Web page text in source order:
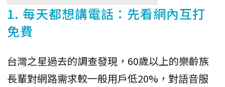
1. 每天都想講電話：先看網內互打
免費
台灣之星過去的調查發現，60歲以上的樂齡族
長輩對網路需求較一般用戶低20%，對語音服